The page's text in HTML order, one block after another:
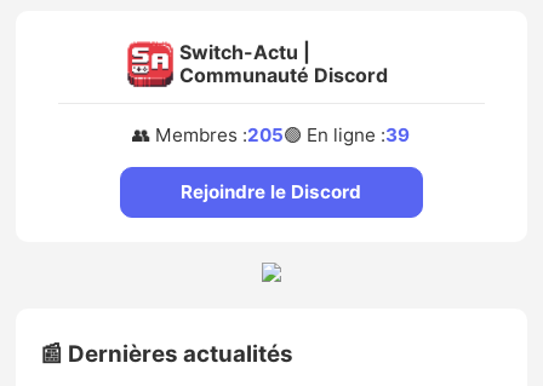
Switch-Actu |
Communauté Discord
👥 Membres :205🟢 En ligne :39
Rejoindre le Discord
📰 Dernières actualités